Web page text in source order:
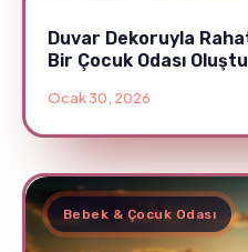
Duvar Dekoruyla
Bir Çocuk Odası
Ocak 30, 2026
Bebek & Çocuk Odası